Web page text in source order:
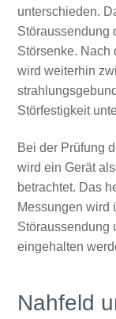
unterschieden.
Störaussendung
Störsenke. Nach
wird weiterhin
Störfestigkeit
Bei der Prüfung
wird ein Gerät
betrachtet. Das
Messungen wird
Störaussendung
eingehalten
Nahfeld